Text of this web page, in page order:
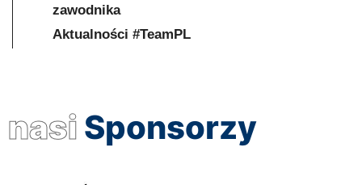
zawodnika
Aktualności #TeamPL
nasi Sponsorzy